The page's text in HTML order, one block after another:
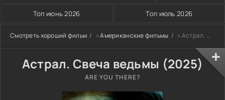
Топ июнь 2026 Топ июль 2026
Смотреть хороший фильм »Американские фильмы » Астрал. Свеча ведьмы (2025)
Астрал. Свеча ведьмы (2025)
ARE YOU THERE?